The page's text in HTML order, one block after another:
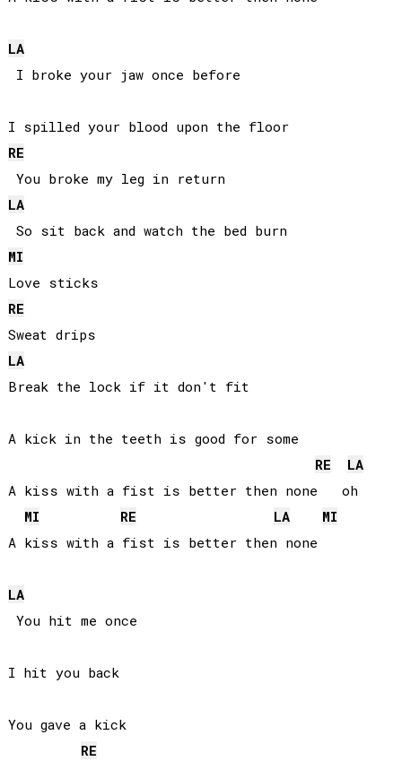
LA
I broke your jaw once before
I spilled your blood upon the floor
RE
LA
MI
RE
LA
Break the lock if it don't fit
A kick in the teeth is good for some
RE
LA
A kiss with a fist is better then none   oh
MI
RE LA
MI
A kiss with a fist is better then none
LA
You hit me once
I hit you back
You gave a kick
RE